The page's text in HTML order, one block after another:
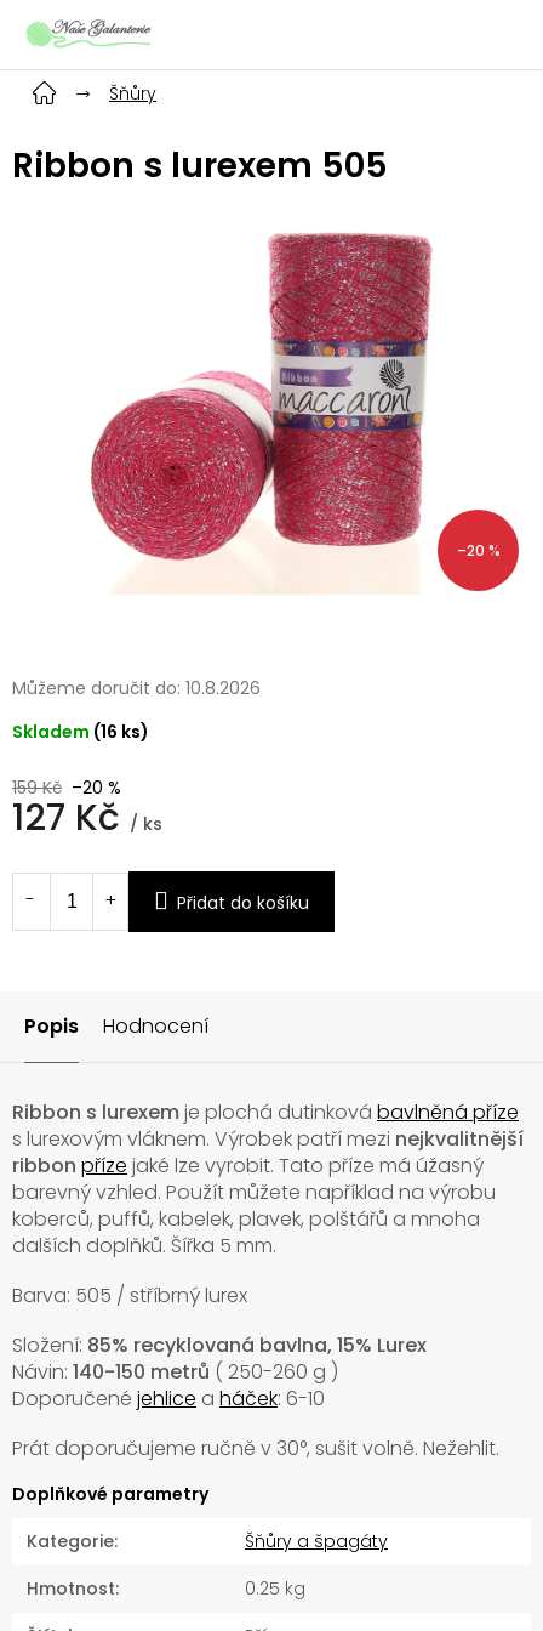
Šňůry
Ribbon s lurexem 505
–20 %
159 Kč –20 %
127 Kč / ks
cena:
Skladem (16 ks)
Můžeme doručit do: 10.8.2026
Přidat do košíku
Popis Hodnocení
Ribbon s lurexem je plochá dutinková bavlněná příze
s lurexovým vláknem. Výrobek patří mezi nejkvalitnější
ribbon příze jaké lze vyrobit. Tato příze má úžasný
barevný vzhled. Použít můžete například na výrobu
koberců, puffů, kabelek, plavek, polštářů a mnoha
dalších doplňků. Šířka 5 mm.
Barva: 505 / stříbrný lurex
Složení: 85% recyklovaná bavlna, 15% Lurex
Návin: 140-150 metrů ( 250-260 g )
Doporučené jehlice a háček: 6-10
Prát doporučujeme ručně v30°, sušit volně. Nežehlit.
Doplňkové parametry
Kategorie:
Šňůry a špagáty
Hmotnost:
0.25 kg